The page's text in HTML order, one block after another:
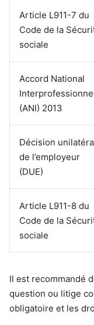
Article L911-7 du
Code de la
sociale
Accord National
(ANI) 2013
Décision
de l’employeur
(DUE)
Article L911-8 du
Code de la
sociale
Il est recommandé
question ou litige
obligatoire et les